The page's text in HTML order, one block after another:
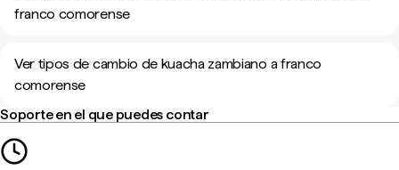
franco comorense
Ver tipos de cambio de kuacha zambiano a franco
comorense
Soporte en el que puedes contar